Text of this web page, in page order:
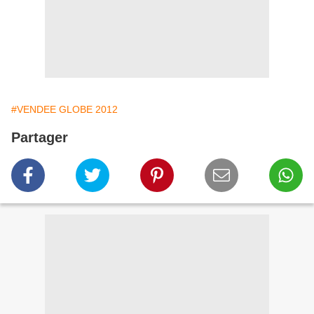
#VENDEE GLOBE 2012
Partager